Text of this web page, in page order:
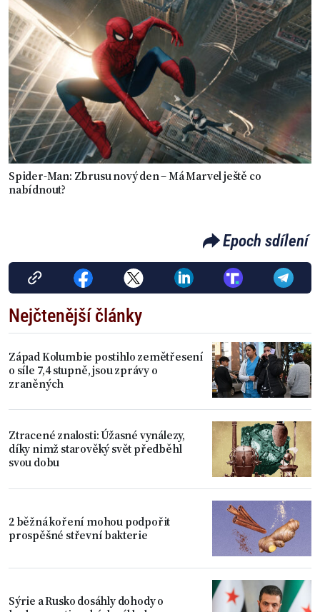
Spider-Man: Zbrusu nový den – Má Marvel ještě co
nabídnout?
Epoch sdílení
Nejčtenější články
Západ Kolumbie postihlo zemětřesení
o síle 7,4 stupně, jsou zprávy o
zraněných
Ztracené znalosti: Úžasné vynálezy,
díky nimž starověký svět předběhl
svou dobu
2 běžná koření mohou podpořit
prospěšné střevní bakterie
Sýrie a Rusko dosáhly dohody o